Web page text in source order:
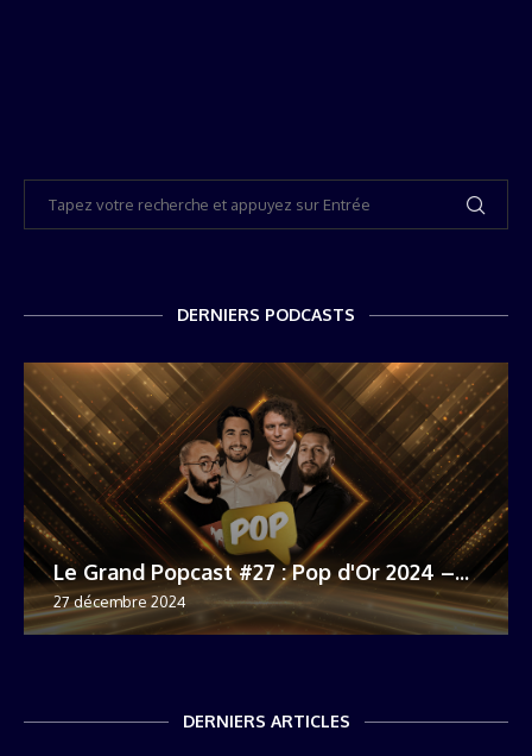
DERNIERS PODCASTS
Le Grand Popcast #27 : Pop d'Or 2024 –...
27 décembre 2024
DERNIERS ARTICLES